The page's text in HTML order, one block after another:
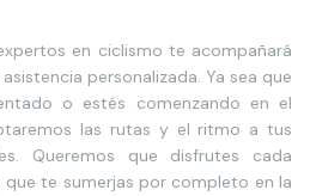
en ciclismo te acompañará
personalizada. Ya sea que
o estés comenzando en el
las rutas y el ritmo a tus
Queremos que disfrutes cada
te sumerjas por completo en la